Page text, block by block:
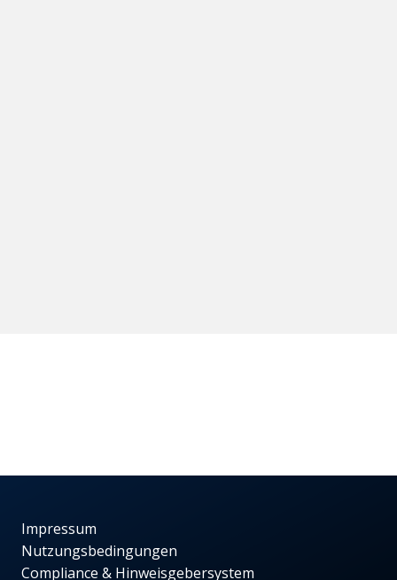
Impressum
Nutzungsbedingungen
Compliance & Hinweisgebersystem